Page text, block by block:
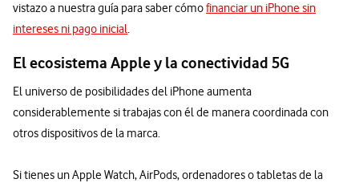
vistazo a nuestra guía para saber cómofinanciar un iPhone sin
intereses ni pago inicial.
El ecosistema Apple y la conectividad 5G
El universo de posibilidades del iPhone aumenta
considerablemente si trabajas con él de manera coordinada con
otros dispositivos de la marca.
Si tienes un Apple Watch, AirPods, ordenadores o tabletas de la